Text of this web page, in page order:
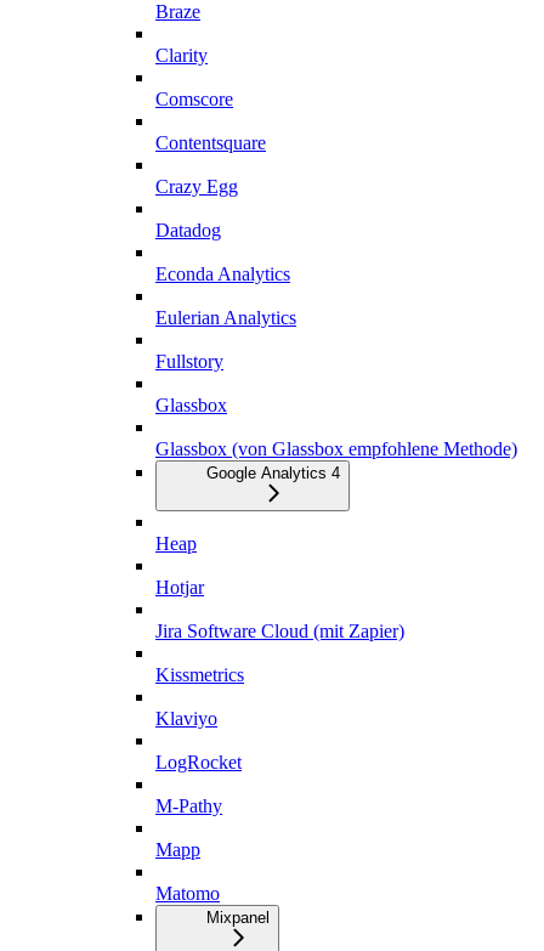
Braze
Clarity
Comscore
Contentsquare
Crazy Egg
Datadog
Econda Analytics
Eulerian Analytics
Fullstory
Glassbox
Glassbox (von Glassbox empfohlene Methode)
Google Analytics 4
Heap
Hotjar
Jira Software Cloud (mit Zapier)
Kissmetrics
Klaviyo
LogRocket
M-Pathy
Mapp
Matomo
Mixpanel